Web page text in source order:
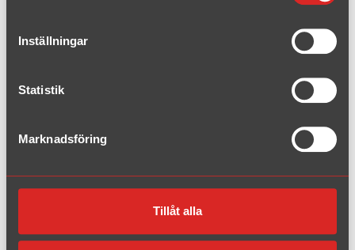
Inställningar
Statistik
Marknadsföring
Tillåt alla
Turbo 2WD
T6 AWD
Diesel